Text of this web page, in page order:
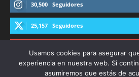
30,500 Seguidores
25,157 Seguidores
Usamos cookies para asegurar
experiencia en nuestra web. Si
asumiremos que estás de